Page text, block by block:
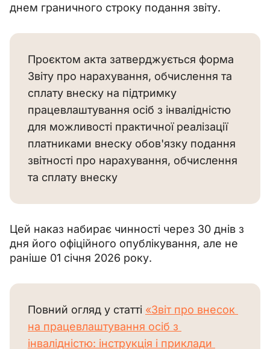
днем граничного строку подання звіту.
Проєктом акта затверджується форма
Звіту про нарахування, обчислення та
сплату внеску на підтримку
працевлаштування осіб з інвалідністю
для можливості практичної реалізації
платниками внеску обов'язку подання
звітності про нарахування, обчислення
та сплату внеску
Цей наказ набирає чинності через 30 днів з
дня його офіційного опублікування, але не
раніше 01 січня 2026 року.
Повний огляд у статті «Звіт про внесок
на працевлаштування осіб з
інвалідністю: інструкція і приклади